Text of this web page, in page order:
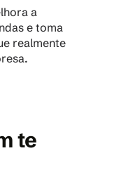
a
e toma
realmente
te